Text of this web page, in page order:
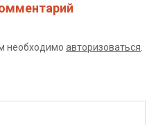
необходимо авторизоваться